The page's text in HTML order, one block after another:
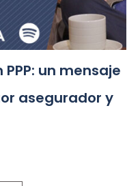
un mensaje
asegurador y